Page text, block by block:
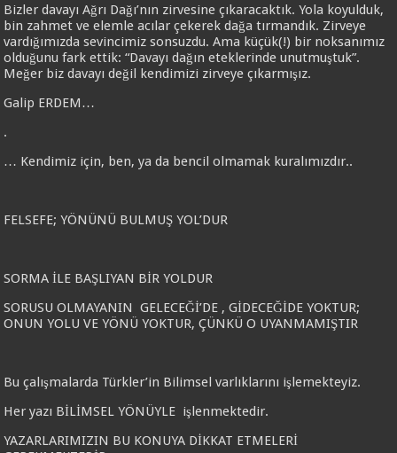
Bizler davayı Ağrı Dağı’nın zirvesine çıkaracaktık. Yola koyulduk,
bin zahmet ve elemle acılar çekerek dağa tırmandık. Zirveye
vardığımızda sevincimiz sonsuzdu. Ama küçük(!) bir noksanımız
olduğunu fark ettik: “Davayı dağın eteklerinde unutmuştuk”.
Meğer biz davayı değil kendimizi zirveye çıkarmışız.
Galip ERDEM…
.
… Kendimiz için, ben, ya da bencil olmamak kuralımızdır..
FELSEFE; YÖNÜNÜ BULMUŞ YOL’DUR
SORMA İLE BAŞLIYAN BİR YOLDUR
SORUSU OLMAYANIN GELECEĞİ’DE , GİDECEĞİDE YOKTUR;
ONUN YOLU VE YÖNÜ YOKTUR, ÇÜNKÜ O UYANMAMIŞTIR
Bu çalışmalarda Türkler’in Bilimsel varlıklarını işlemekteyiz.
Her yazı BİLİMSEL YÖNÜYLE işlenmektedir.
YAZARLARIMIZIN BU KONUYA DİKKAT ETMELERİ